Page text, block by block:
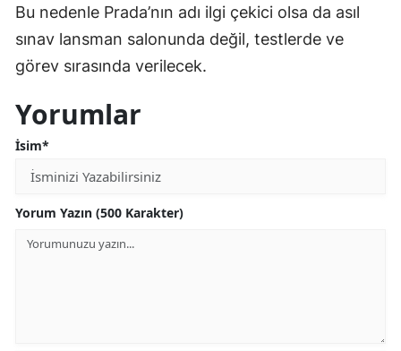
Bu nedenle Prada’nın adı ilgi çekici olsa da asıl
sınav lansman salonunda değil, testlerde ve
görev sırasında verilecek.
Yorumlar
İsim*
Yorum Yazın (500 Karakter)